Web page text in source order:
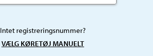
Intet registreringsnummer?
VÆLG KØRETØJ MANUELT